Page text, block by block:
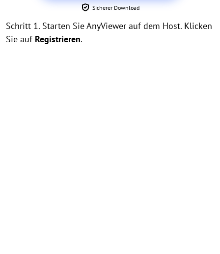
Sicherer Download
Schritt 1. Starten Sie AnyViewer auf dem Host. Klicken
Sie auf Registrieren.